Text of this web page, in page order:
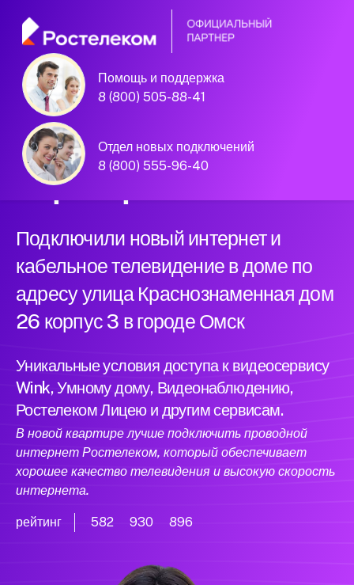
Помощь и поддержка
8 (800) 505-88-41
Отдел новых подключений
8 (800) 555-96-40
Омск, улица Краснознаменная дом
26 корпус 3
Официальный
партнер Ростелеком
Подключили новый интернет и
кабельное телевидение в доме по
адресу улица Краснознаменная дом
26 корпус 3 в городе Омск
Уникальные условия доступа к видеосервису
Wink, Умному дому, Видеонаблюдению,
Ростелеком Лицею и другим сервисам.
В новой квартире лучше подключить проводной
интернет Ростелеком, который обеспечивает
хорошее качество телевидения и высокую скорость
интернета.
рейтинг 582 930 896